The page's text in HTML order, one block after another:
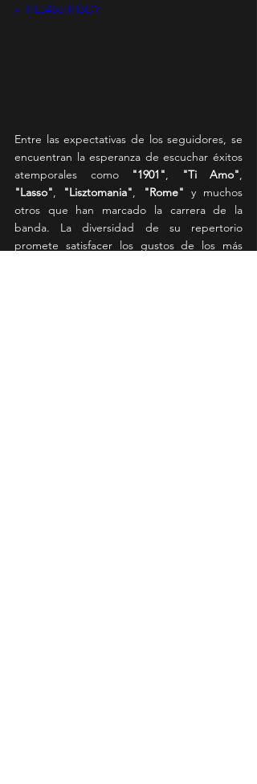
v=HL548cHH3OY
Entre las expectativas de los seguidores, se
encuentran la esperanza de escuchar éxitos
atemporales como
"1901", "Ti Amo"
"Lasso", "Lisztomania", "Rome" y muchos
otros que han marcado la carrera de la
banda. La diversidad de su repertorio
promete satisfacer los gustos de los más